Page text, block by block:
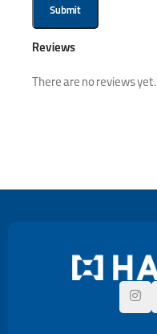
Reviews
There are no reviews yet.